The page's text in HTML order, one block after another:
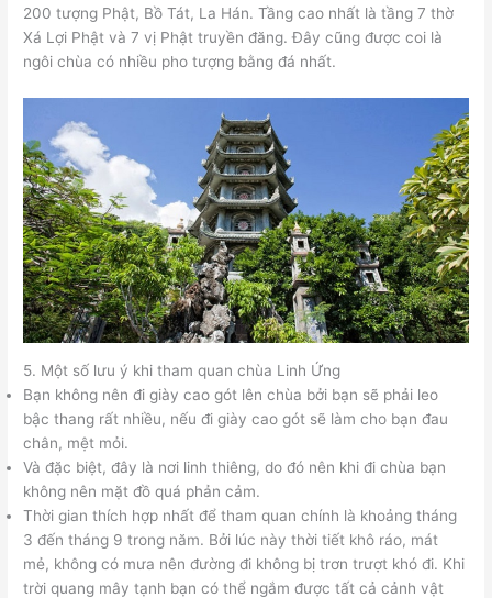
200 tượng Phật, Bồ Tát, La Hán. Tầng cao nhất là tầng 7 thờ
Xá Lợi Phật và 7 vị Phật truyền đăng. Đây cũng được coi là
ngôi chùa có nhiều pho tượng bằng đá nhất.
5. Một số lưu ý khi tham quan chùa Linh Ứng
Bạn không nên đi giày cao gót lên chùa bởi bạn sẽ phải leo
bậc thang rất nhiều, nếu đi giày cao gót sẽ làm cho bạn đau
chân, mệt mỏi.
Và đặc biệt, đây là nơi linh thiêng, do đó nên khi đi chùa bạn
không nên mặt đồ quá phản cảm.
Thời gian thích hợp nhất để tham quan chính là khoảng tháng
3 đến tháng 9 trong năm. Bởi lúc này thời tiết khô ráo, mát
mẻ, không có mưa nên đường đi không bị trơn trượt khó đi. Khi
trời quang mây tạnh bạn có thể ngắm được tất cả cảnh vật